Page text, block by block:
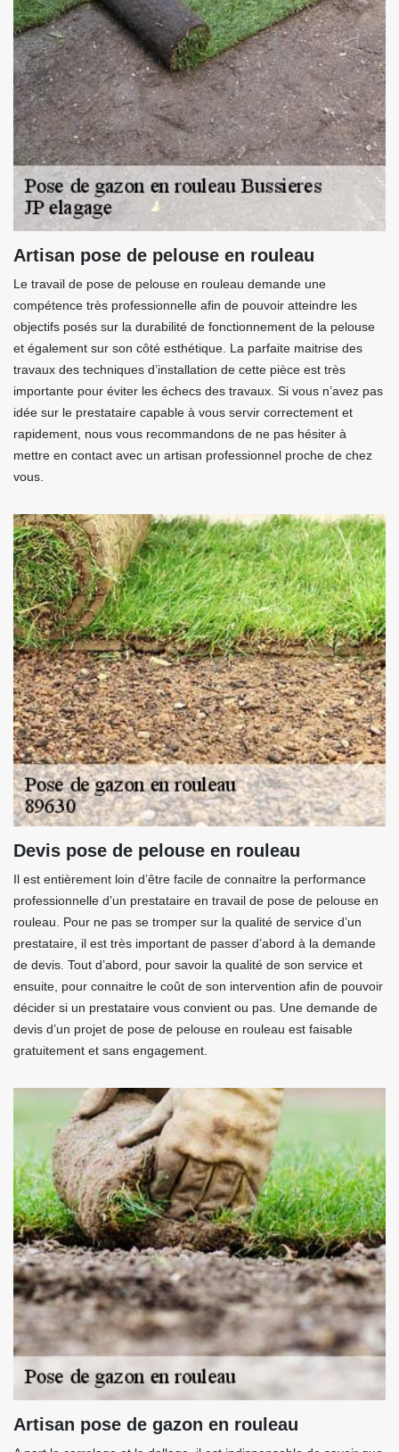
Artisan pose de pelouse en rouleau
Le travail de pose de pelouse en rouleau demande une
compétence très professionnelle afin de pouvoir atteindre les
objectifs posés sur la durabilité de fonctionnement de la pelouse
et également sur son côté esthétique. La parfaite maitrise des
travaux des techniques d’installation de cette pièce est très
importante pour éviter les échecs des travaux. Si vous n’avez pas
idée sur le prestataire capable à vous servir correctement et
rapidement, nous vous recommandons de ne pas hésiter à
mettre en contact avec un artisan professionnel proche de chez
vous.
Devis pose de pelouse en rouleau
Il est entièrement loin d’être facile de connaitre la performance
professionnelle d’un prestataire en travail de pose de pelouse en
rouleau. Pour ne pas se tromper sur la qualité de service d’un
prestataire, il est très important de passer d’abord à la demande
de devis. Tout d’abord, pour savoir la qualité de son service et
ensuite, pour connaitre le coût de son intervention afin de pouvoir
décider si un prestataire vous convient ou pas. Une demande de
devis d’un projet de pose de pelouse en rouleau est faisable
gratuitement et sans engagement.
Artisan pose de gazon en rouleau